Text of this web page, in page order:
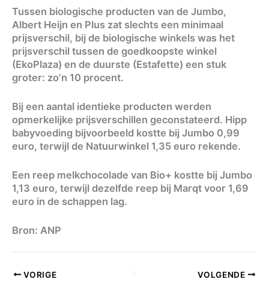
Tussen biologische producten van de Jumbo,
Albert Heijn en Plus zat slechts een minimaal
prijsverschil, bij de biologische winkels was het
prijsverschil tussen de goedkoopste winkel
(EkoPlaza) en de duurste (Estafette) een stuk
groter: zo’n 10 procent.
Bij een aantal identieke producten werden
opmerkelijke prijsverschillen geconstateerd. Hipp
babyvoeding bijvoorbeeld kostte bij Jumbo 0,99
euro, terwijl de Natuurwinkel 1,35 euro rekende.
Een reep melkchocolade van Bio+ kostte bij Jumbo
1,13 euro, terwijl dezelfde reep bij Marqt voor 1,69
euro in de schappen lag.
Bron: ANP
VORIGE VOLGENDE